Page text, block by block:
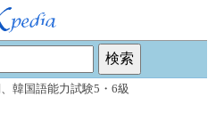
、 韓国語能力試験5・6級